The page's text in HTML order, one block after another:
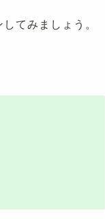
てみましょう。